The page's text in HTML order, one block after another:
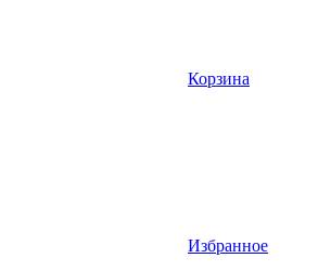
Корзина
Избранное